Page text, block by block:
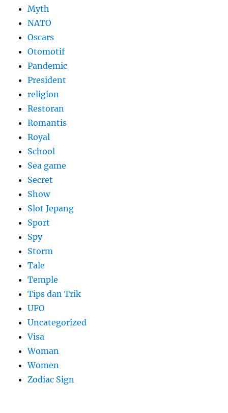
Myth
NATO
Oscars
Otomotif
Pandemic
President
religion
Restoran
Romantis
Royal
School
Sea game
Secret
Show
Slot Jepang
Sport
Spy
Storm
Tale
Temple
Tips dan Trik
UFO
Uncategorized
Visa
Woman
Women
Zodiac Sign